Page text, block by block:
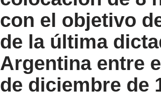
con el objetivo
de la última
Argentina entre
de diciembre de